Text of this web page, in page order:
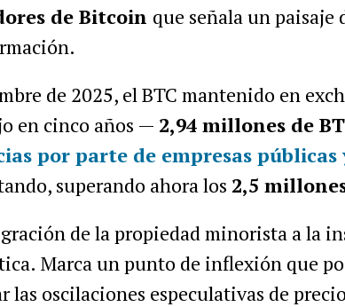
de Bitcoin que señala un paisaje
de 2025, el BTC mantenido en
en cinco años — 2,94 millones de
por parte de empresas públicas
superando ahora los 2,5
de la propiedad minorista a la
Marca un punto de inflexión que
las oscilaciones especulativas de